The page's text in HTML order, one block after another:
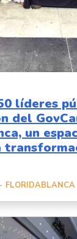
líderes
del
un
FLORIDABLANCA